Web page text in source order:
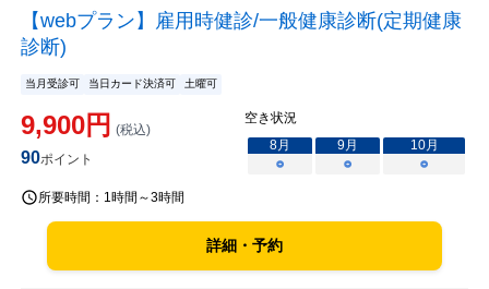
【webプラン】雇用時健診/一般健康診断(定期健康
診断)
当月受診可 当日カード決済可 土曜可
9,900円 (税込)
90ポイント
空き状況
8月 9月 10月
○
○ ○
所要時間： 1時間～3時間
詳細・予約